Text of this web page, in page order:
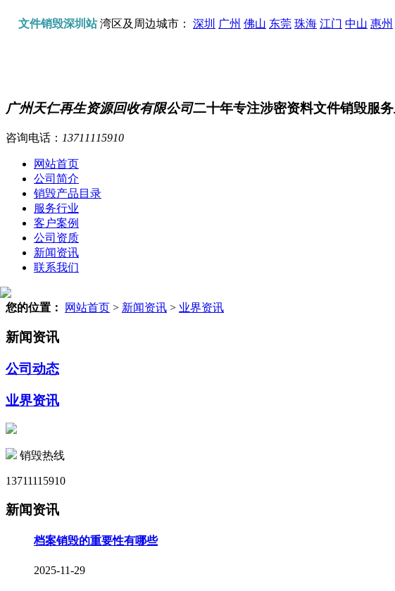
文件销毁深圳站湾区及周边城市： 深圳 广州 佛山 东莞 珠海 江门 中山 惠州
广州天仁再生资源回收有限公司二十年专注涉密资料文件销毁服务
咨询电话： 13711115910
网站首页
公司简介
销毁产品目录
服务行业
客户案例
公司资质
新闻资讯
联系我们
您的位置： 网站首页 > 新闻资讯 > 业界资讯
新闻资讯
公司动态
业界资讯
销毁热线
13711115910
新闻资讯
档案销毁的重要性有哪些
2025-11-29